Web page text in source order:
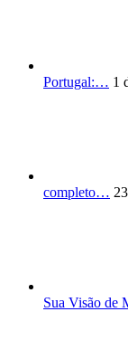
Portugal:… 1
completo…
Sua Visão de